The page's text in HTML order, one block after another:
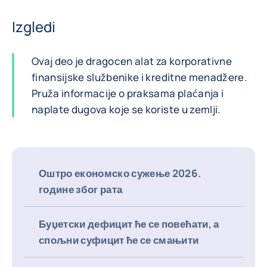
Izgledi
Ovaj deo je dragocen alat za korporativne
finansijske službenike i kreditne menadžere.
Pruža informacije o praksama plaćanja i
naplate dugova koje se koriste u zemlji.
Оштро економско сужење 2026.
године због рата
Буџетски дефицит ће се повећати, а
спољни суфицит ће се смањити